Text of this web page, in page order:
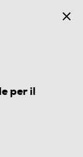
per il